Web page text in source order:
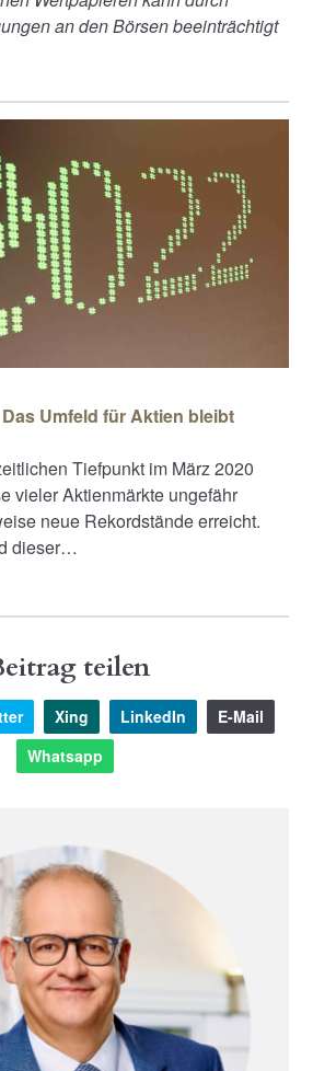
an den Börsen beeinträchtigt
Umfeld für Aktien bleibt
Tiefpunkt im März 2020
vieler Aktienmärkte ungefähr
neue Rekordstände erreicht.
dieser…
teilen
Xing LinkedIn
E-Mail
Whatsapp